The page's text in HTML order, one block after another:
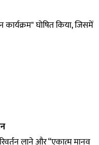
घोषित किया, जिसमें
लाने और “एकात्म मानव